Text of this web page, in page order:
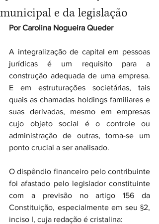
municipal e da legislação
Por Carolina Nogueira Queder
A integralização de capital em pessoas
jurídicas é um requisito para a
construção adequada de uma empresa.
E em estruturações societárias, tais
quais as chamadas holdings familiares e
suas derivadas, mesmo em empresas
cujo objeto social é o controle ou
administração de outras, torna-se um
ponto crucial a ser analisado.
O dispêndio financeiro pelo contribuinte
foi afastado pelo legislador constituinte
com a previsão no artigo 156 da
Constituição, especialmente em seu §2,
inciso I, cuja redação é cristalina: